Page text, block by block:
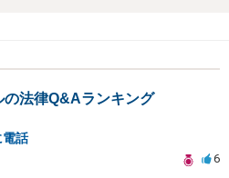
法律Q&Aランキング
電話
6